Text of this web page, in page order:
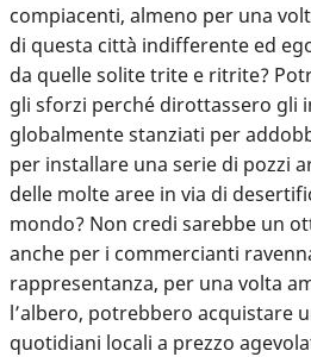
compiacenti, almeno per una
di questa città indifferente ed
da quelle solite trite e ritrite?
gli sforzi perché dirottassero gli
globalmente stanziati per
per installare una serie di pozzi
delle molte aree in via di
mondo? Non credi sarebbe un
anche per i commercianti
rappresentanza, per una volta
l’albero, potrebbero acquistare
quotidiani locali a prezzo